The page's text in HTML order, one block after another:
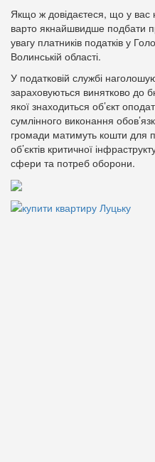
Якщо ж довідаєтеся, що у вас
варто якнайшвидше подбати
увагу платників податків у
Волинській області.
У податковій службі
зараховуються винятково до
якої знаходиться об’єкт
сумлінного виконання
громади матимуть кошти для
об’єктів критичної
сфери та потреб оборони.